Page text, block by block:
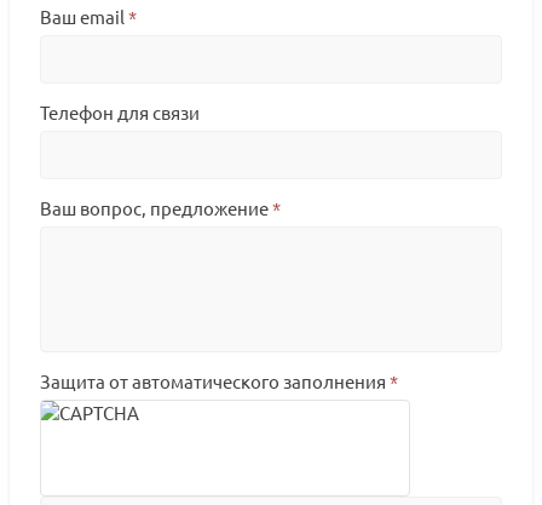
Ваш email *
Телефон для связи
Ваш вопрос, предложение*
Защита от автоматического заполнения *